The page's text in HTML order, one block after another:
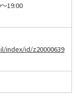
19:00
index/id/z20000639